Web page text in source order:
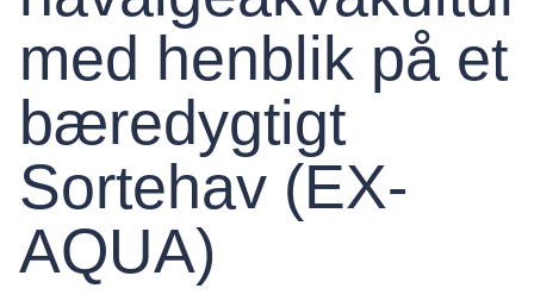
med henblik på et
bæredygtigt
Sortehav (EX-
AQUA)